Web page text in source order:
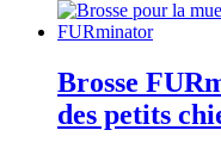
Brosse
des petits